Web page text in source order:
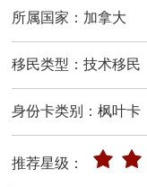
所属国家：加拿大
移民类型：技术移民
身份卡类别：枫叶卡
推荐星级：